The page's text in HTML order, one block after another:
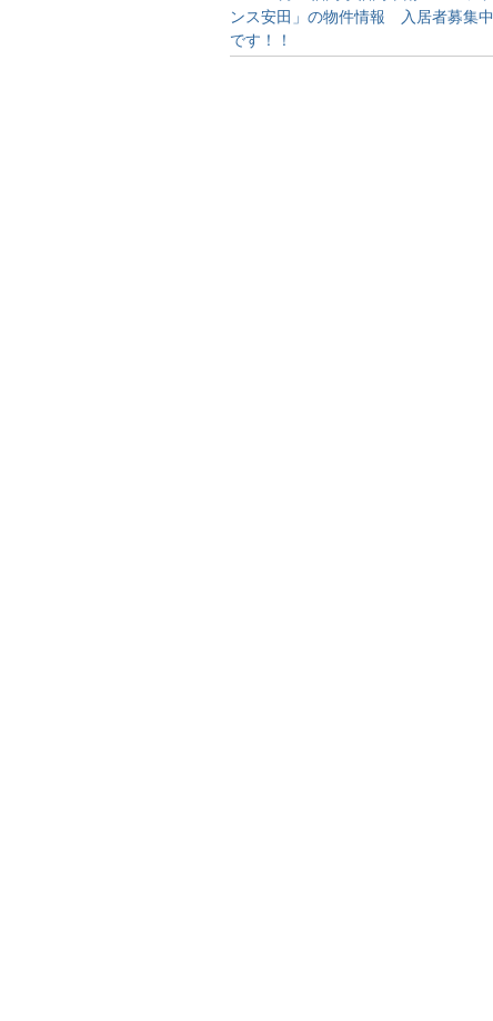
ンス安田」の物件情報 入居者募集中
です！！